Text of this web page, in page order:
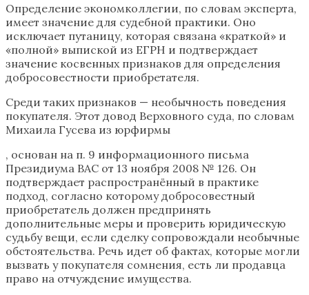
Определение экономколлегии, по словам эксперта,
имеет значение для судебной практики. Оно
исключает путаницу, которая связана «краткой» и
«полной» выпиской из ЕГРН и подтверждает
значение косвенных признаков для определения
добросовестности приобретателя.
Среди таких признаков — необычность поведения
покупателя. Этот довод Верховного суда, по словам
Михаила Гусева из юрфирмы
, основан на п. 9 информационного письма
Президиума ВАС от 13 ноября 2008 № 126. Он
подтверждает распространённый в практике
подход, согласно которому добросовестный
приобретатель должен предпринять
дополнительные меры и проверить юридическую
судьбу вещи, если сделку сопровождали необычные
обстоятельства. Речь идет об фактах, которые могли
вызвать у покупателя сомнения, есть ли продавца
право на отчуждение имущества.